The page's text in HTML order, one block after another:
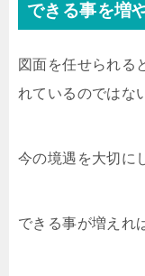
できる事を増
図面を任せられる
れているのではな
今の境遇を大切に
できる事が増えれ